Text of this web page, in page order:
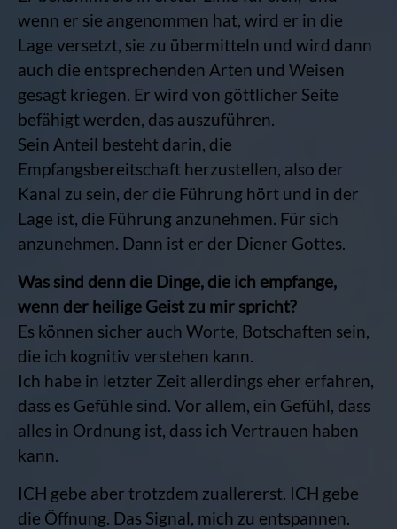
wenn er sie angenommen hat, wird er in die
Lage versetzt, sie zu übermitteln und wird dann
auch die entsprechenden Arten und Weisen
gesagt kriegen. Er wird von göttlicher Seite
befähigt werden, das auszuführen.
Sein Anteil besteht darin, die
Empfangsbereitschaft herzustellen, also der
Kanal zu sein, der die Führung hört und in der
Lage ist, die Führung anzunehmen. Für sich
anzunehmen. Dann ist er der Diener Gottes.
Was sind denn die Dinge, die ich empfange,
wenn der heilige Geist zu mir spricht?
Es können sicher auch Worte, Botschaften sein,
die ich kognitiv verstehen kann.
Ich habe in letzter Zeit allerdings eher erfahren,
dass es Gefühle sind. Vor allem, ein Gefühl, dass
alles in Ordnung ist, dass ich Vertrauen haben
kann.
ICH gebe aber trotzdem zuallererst. ICH gebe
die Öffnung. Das Signal, mich zu entspannen.